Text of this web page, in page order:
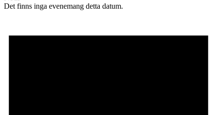
Det finns inga evenemang detta datum.